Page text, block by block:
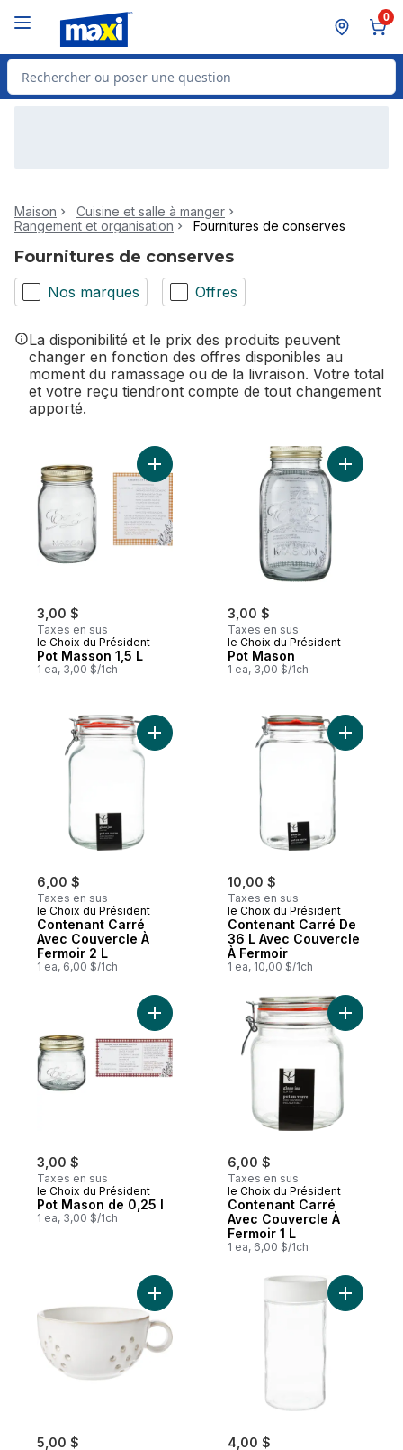
0
Rechercher des produits
Maison
Cuisine et salle à manger
Rangement et organisation
Fournitures de conserves
Fournitures de conserves
Nos marques Offres
La disponibilité et le prix des produits peuvent
changer en fonction des offres disponibles au
moment du ramassage ou de la livraison. Votre total
et votre reçu tiendront compte de tout changement
apporté.
3,00 $
Taxes en sus
le Choix du Président
Pot Masson 1,5 L
1 ea, 3,00 $/1ch
Ajouter Pot Masson 1,5 L au panier
3,00 $
Taxes en sus
le Choix du Président
Pot Mason
1 ea, 3,00 $/1ch
Ajouter
6,00 $
Taxes en sus
le Choix du Président
Contenant Carré
Avec Couvercle À
Fermoir 2 L
1 ea, 6,00 $/1ch
Ajouter Contenant Carré Avec Couvercle
10,00 $
Taxes en sus
le Choix du Président
Contenant Carré De
36 L Avec Couvercle
À Fermoir
1 ea, 10,00 $/1ch
Ajouter
3,00 $
Taxes en sus
le Choix du Président
Pot Mason de 0,25 l
1 ea, 3,00 $/1ch
Ajouter Pot Mason de 0,25 l au panier
6,00 $
Taxes en sus
le Choix du Président
Contenant Carré
Avec Couvercle À
Fermoir 1 L
1 ea, 6,00 $/1ch
Ajouter
5,00 $
Ajouter Chopine de baies artisanales au
4,00 $
Ajouter